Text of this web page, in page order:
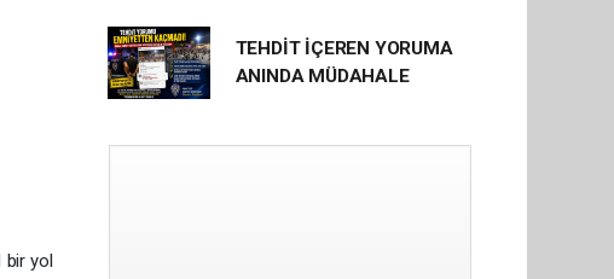
bir yol
TEHDİT İÇEREN YORUMA
ANINDA MÜDAHALE